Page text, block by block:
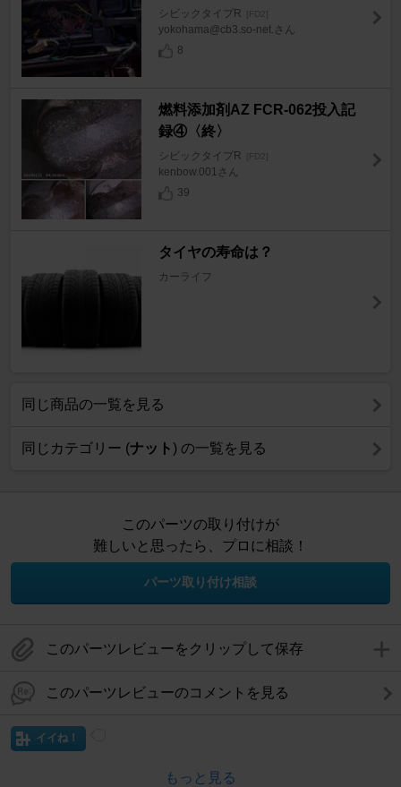
シビックタイプR [FD2]
yokohama@cb3.so-net.さん
8
燃料添加剤AZ FCR-062投入記
録④〈終〉
シビックタイプR [FD2]
kenbow.001さん
39
タイヤの寿命は？
カーライフ
同じ商品の一覧を見る
同じカテゴリー (ナット) の一覧を見る
このパーツの取り付けが
難しいと思ったら、プロに相談！
パーツ取り付け相談
このパーツレビューをクリップして保存
このパーツレビューのコメントを見る
イイね！
もっと見る